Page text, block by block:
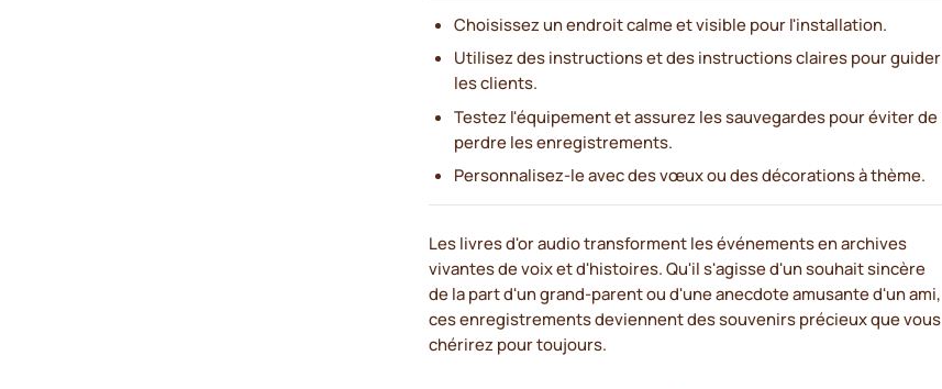
Choisissez un endroit calme et visible pour l'installation.
Utilisez des instructions et des instructions claires pour guider
les clients.
Testez l'équipement et assurez les sauvegardes pour éviter de
perdre les enregistrements.
Personnalisez-le avec des vœux ou des décorations à thème.
Les livres d'or audio transforment les événements en archives
vivantes de voix et d'histoires. Qu'il s'agisse d'un souhait sincère
de la part d'un grand-parent ou d'une anecdote amusante d'un ami,
ces enregistrements deviennent des souvenirs précieux que vous
chérirez pour toujours.